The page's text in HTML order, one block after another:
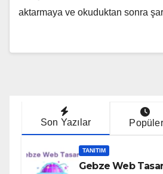
aktarmaya ve okuduktan sonra
Son Yazılar Popüler
TANITIM
Gebze Web